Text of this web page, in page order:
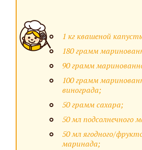
1 кг квашеной
180 грамм
90 грамм
100 грамм
винограда;
50 грамм сахара;
50 мл подсолнечного
50 мл ягодного/
маринада;